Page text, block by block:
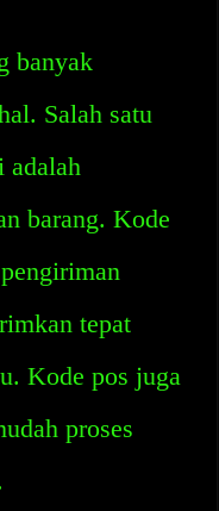
banyak
Salah satu
adalah
barang. Kode
tepat
Kode pos juga
proses